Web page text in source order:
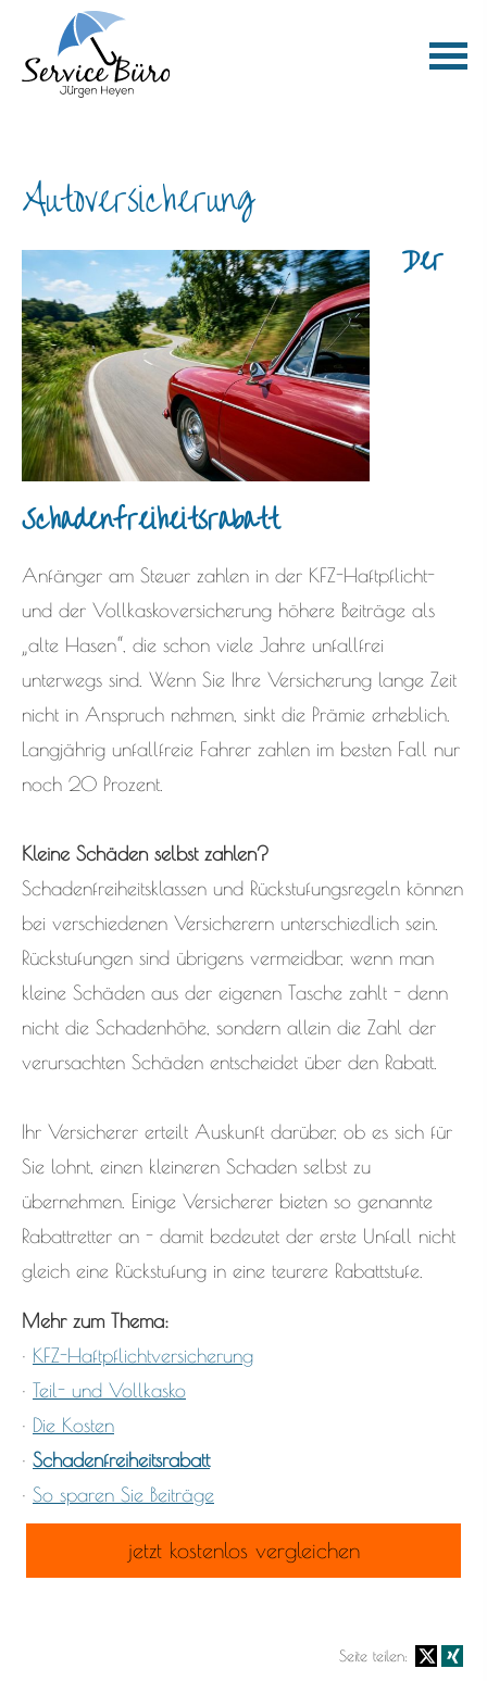
Auto­ver­si­che­rung
Der
Schadenfreiheitsrabatt
Anfänger am Steuer zahlen in der KFZ-Haft­pflicht-
und der Vollkaskoversicherung höhere Beiträge als
„alte Hasen“, die schon viele Jahre unfallfrei
unterwegs sind. Wenn Sie Ihre Versicherung lange Zeit
nicht in Anspruch nehmen, sinkt die Prämie erheblich.
Langjährig unfallfreie Fahrer zahlen im besten Fall nur
noch 20 Prozent.
Kleine Schäden selbst zahlen?
Schadenfreiheitsklassen und Rückstufungsregeln können
bei verschiedenen Versicherern unterschiedlich sein.
Rückstufungen sind übrigens vermeidbar, wenn man
kleine Schäden aus der eigenen Tasche zahlt - denn
nicht die Schadenhöhe, sondern allein die Zahl der
verursachten Schäden entscheidet über den Rabatt.
Ihr Versicherer erteilt Auskunft darüber, ob es sich für
Sie lohnt, einen kleineren Schaden selbst zu
übernehmen. Einige Versicherer bieten so genannte
Rabattretter an - damit bedeutet der erste Unfall nicht
gleich eine Rückstufung in eine teurere Rabattstufe.
Mehr zum Thema:
· KFZ-Haft­pflichtversicherung
· Teil- und Vollkasko
· Die Kosten
· Schadenfreiheitsrabatt
· So sparen Sie Beiträge
jetzt kostenlos vergleichen
Seite teilen: